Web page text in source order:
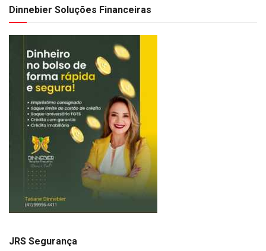
Dinnebier Soluções Financeiras
JRS Segurança